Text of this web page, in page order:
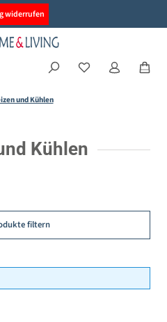
widerrufen
und Kühlen
Kühlen
filtern